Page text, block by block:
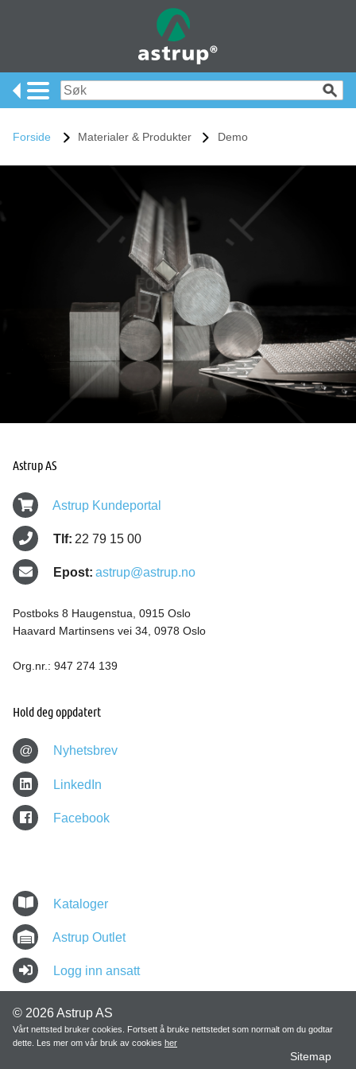
Forside Materialer & Produkter Demo
Astrup AS
Astrup Kundeportal
Tlf: 22 79 15 00
Epost: astrup@astrup.no
Postboks 8 Haugenstua, 0915 Oslo
Haavard Martinsens vei 34, 0978 Oslo
Org.nr.: 947 274 139
Hold deg oppdatert
@ Nyhetsbrev
LinkedIn
Facebook
Kataloger
Astrup Outlet
Logg inn ansatt
© 2026 Astrup AS
Vårt nettsted bruker cookies. Fortsett å bruke nettstedet som normalt om du godtar
dette. Les mer om vår bruk av cookies her
Sitemap